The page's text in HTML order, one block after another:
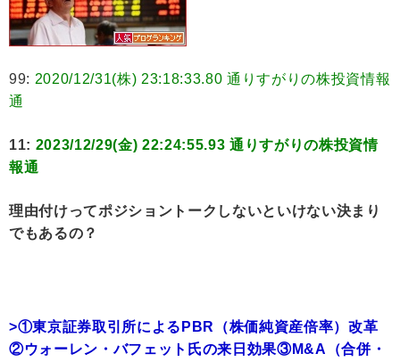
99: 2020/12/31(株) 23:18:33.80 通りすがりの株投資情報
通
11: 2023/12/29(金) 22:24:55.93 通りすがりの株投資情
報通
理由付けってポジショントークしないといけない決まり
でもあるの？
>①東京証券取引所によるPBR（株価純資産倍率）改革
②ウォーレン・バフェット氏の来日効果③M&A（合併・